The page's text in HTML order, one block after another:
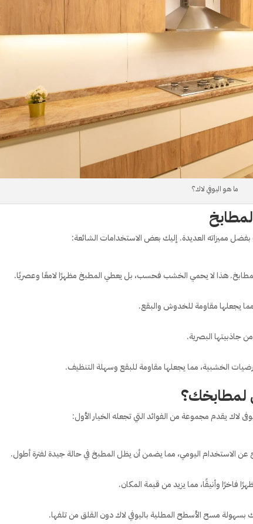
ما هو اليوفي لاك؟
مميزاته العديدة. إليك بعض الاستخدامات الشائعة:
المطابخ. هذا لا يحمي الخشب فحسب، بل يعطي المطبخ مظهرًا لامعًا وعصريًا.
يجعلها مقاومة للخدوش والبقع.
جاذبيتها البصرية.
الخشبية، مما يجعلها مقاومة للبقع وسهلة التنظيف.
لمطابخك؟
لاك يقدم مجموعة من الفوائد التي تجعله الخيار الأول:
عن الاستخدام اليومي، مما يضمن أن يظل المطبخ في حالة جيدة لفترة أطول.
فاخرًا وأنيقًا، مما يزيد من قيمة المكان.
بسهولة مسح الأسطح المطلية باليوفي لاك دون القلق من تلفها.